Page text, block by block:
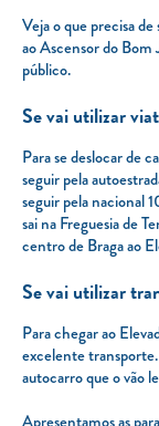
Veja o que precisa
ao Ascensor do Bom
público.
Se vai utilizar
Para se deslocar de
seguir pela
seguir pela nacional
sai na Freguesia de
centro de Braga ao
Se vai utilizar
Para chegar ao
excelente
autocarro que o vão
Apresentamos as